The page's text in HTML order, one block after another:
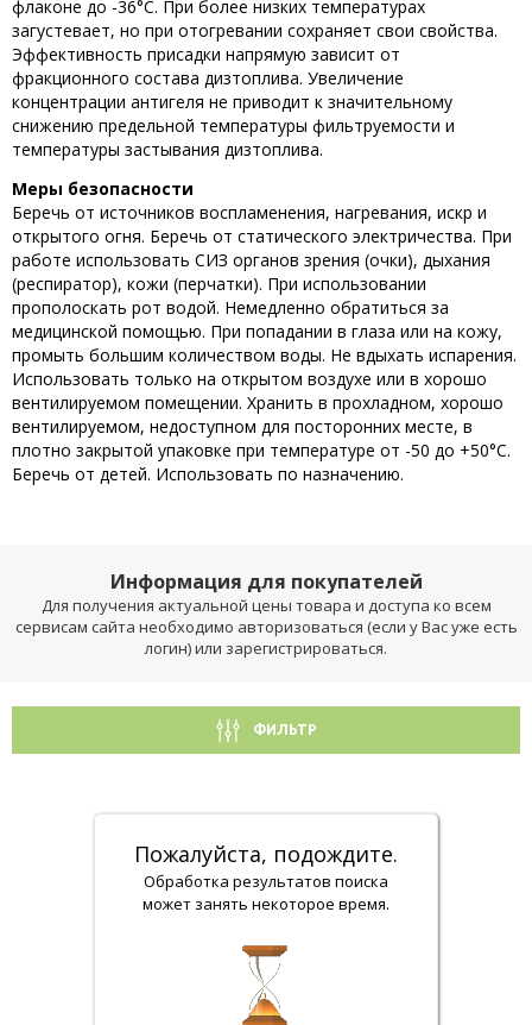
флаконе до -36°С. При более низких температурах
загустевает, но при отогревании сохраняет свои свойства.
Эффективность присадки напрямую зависит от
фракционного состава дизтоплива. Увеличение
концентрации антигеля не приводит к значительному
снижению предельной температуры фильтруемости и
температуры застывания дизтоплива.
Меры безопасности
Беречь от источников воспламенения, нагревания, искр и
открытого огня. Беречь от статического электричества. При
работе использовать СИЗ органов зрения (очки), дыхания
(респиратор), кожи (перчатки). При использовании
прополоскать рот водой. Немедленно обратиться за
медицинской помощью. При попадании в глаза или на кожу,
промыть большим количеством воды. Не вдыхать испарения.
Использовать только на открытом воздухе или в хорошо
вентилируемом помещении. Хранить в прохладном, хорошо
вентилируемом, недоступном для посторонних месте, в
плотно закрытой упаковке при температуре от -50 до +50°С.
Беречь от детей. Использовать по назначению.
Информация для покупателей
Для получения актуальной цены товара и доступа ко всем
сервисам сайта необходимо авторизоваться (если у Вас уже есть
логин) или зарегистрироваться.
ФИЛЬТР
Пожалуйста, подождите.
Обработка результатов поиска
может занять некоторое время.